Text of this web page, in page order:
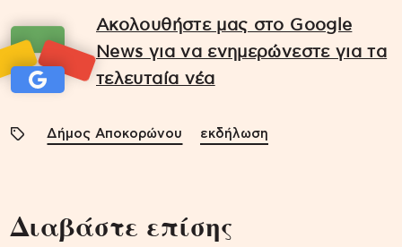
Ακολουθήστε μας στο Google
News για να ενημερώνεστε για τα
τελευταία νέα
Δήμος Αποκορώνου εκδήλωση
Διαβάστε επίσης